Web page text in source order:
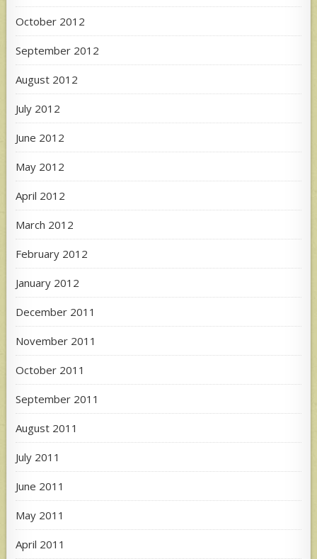
October 2012
September 2012
August 2012
July 2012
June 2012
May 2012
April 2012
March 2012
February 2012
January 2012
December 2011
November 2011
October 2011
September 2011
August 2011
July 2011
June 2011
May 2011
April 2011